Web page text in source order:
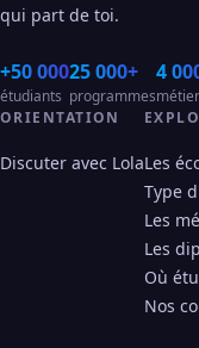
qui part de toi.
+50 000
étudiants
25 000+
programmes
4
ORIENTATION
Discuter avec LolaLes
Type
Les
Les
Où
Nos